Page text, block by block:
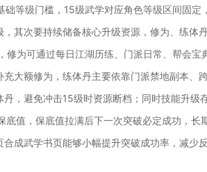
等级门槛，15级武学对应角色等级区间固定
其次要持续储备核心升级资源，修为、练体
为可通过每日江湖历练、门派日常、帮会宝
大额修为，练体丹主要依靠门派禁地副本、
，避免冲击15级时资源断档；同时技能升级
值，保底值拉满后下一次突破必定成功，长
成武学书页能够小幅提升突破成功率，减少